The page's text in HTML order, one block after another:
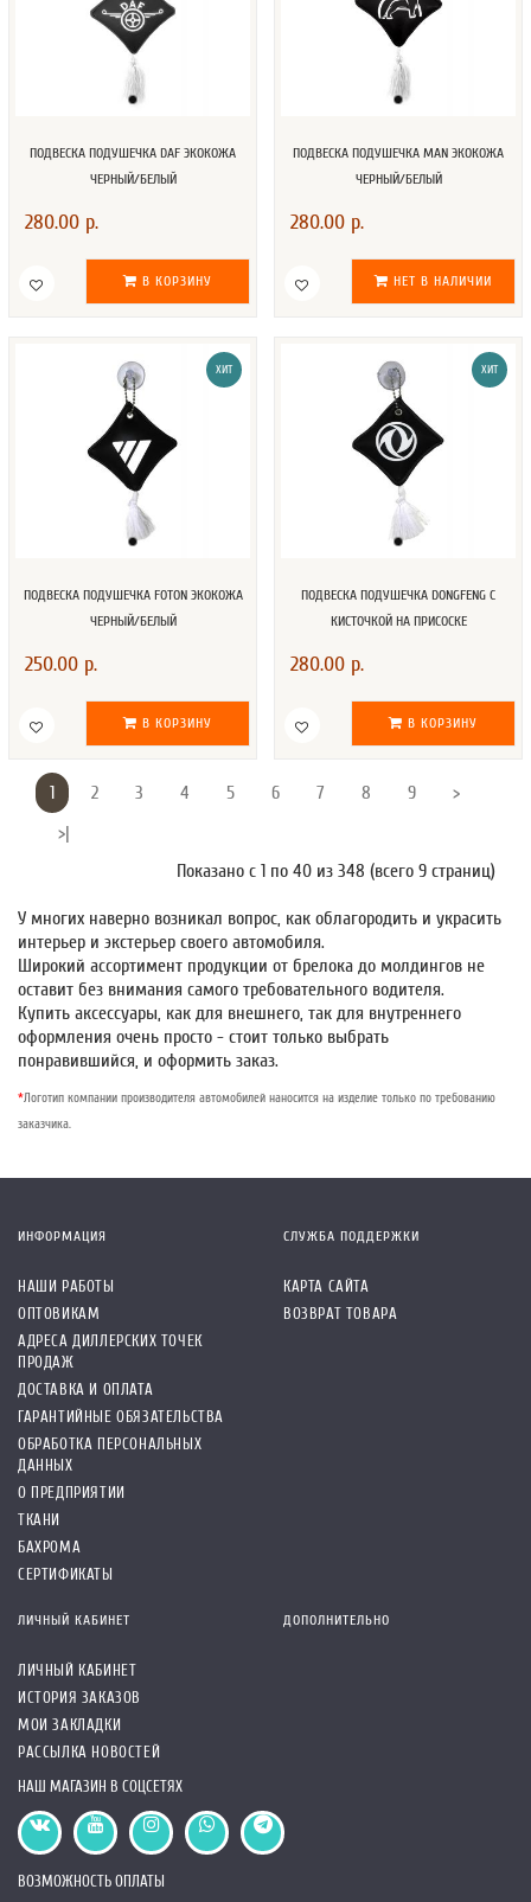
ПОДВЕСКА ПОДУШЕЧКА DAF ЭКОКОЖА
ЧЕРНЫЙ/БЕЛЫЙ
280.00 р.
В КОРЗИНУ
ПОДВЕСКА ПОДУШЕЧКА MAN ЭКОКОЖА
ЧЕРНЫЙ/БЕЛЫЙ
280.00 р.
НЕТ В НАЛИЧИИ
ХИТ
ПОДВЕСКА ПОДУШЕЧКА FOTON ЭКОКОЖА
ЧЕРНЫЙ/БЕЛЫЙ
250.00 р.
В КОРЗИНУ
ХИТ
ПОДВЕСКА ПОДУШЕЧКА DONGFENG С
КИСТОЧКОЙ НА ПРИСОСКЕ
280.00 р.
В КОРЗИНУ
1 2 3 4 5 6 7 8 9
>
>|
Показано с 1 по 40 из 348 (всего 9 страниц)
У многих наверно возникал вопрос, как облагородить и украсить
интерьер и экстерьер своего автомобиля.
Широкий ассортимент продукции от брелока до молдингов не
оставит без внимания самого требовательного водителя.
Купить аксессуары, как для внешнего, так для внутреннего
оформления очень просто - стоит только выбрать
понравившийся, и оформить заказ.
*Логотип компании производителя автомобилей наносится на изделие только по требованию
заказчика.
ИНФОРМАЦИЯ
НАШИ РАБОТЫ
ОПТОВИКАМ
АДРЕСА ДИЛЛЕРСКИХ ТОЧЕК
ПРОДАЖ
ДОСТАВКА И ОПЛАТА
ГАРАНТИЙНЫЕ ОБЯЗАТЕЛЬСТВА
ОБРАБОТКА ПЕРСОНАЛЬНЫХ
ДАННЫХ
О ПРЕДПРИЯТИИ
ТКАНИ
БАХРОМА
СЕРТИФИКАТЫ
СЛУЖБА ПОДДЕРЖКИ
КАРТА САЙТА
ВОЗВРАТ ТОВАРА
ЛИЧНЫЙ КАБИНЕТ
ЛИЧНЫЙ КАБИНЕТ
ИСТОРИЯ ЗАКАЗОВ
МОИ ЗАКЛАДКИ
РАССЫЛКА НОВОСТЕЙ
ДОПОЛНИТЕЛЬНО
НАШ МАГАЗИН В СОЦСЕТЯХ
ВОЗМОЖНОСТЬ ОПЛАТЫ